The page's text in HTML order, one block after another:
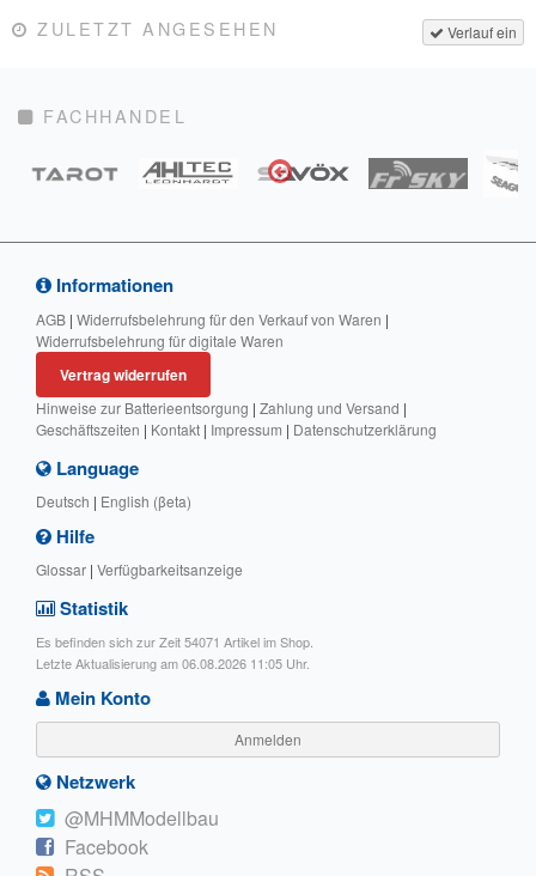
Verlauf ein
ZULETZT ANGESEHEN
FACHHANDEL
Informationen
AGB | Widerrufsbelehrung für den Verkauf von Waren |
Widerrufsbelehrung für digitale Waren
Vertrag widerrufen
Hinweise zur Batterieentsorgung | Zahlung und Versand |
Geschäftszeiten | Kontakt | Impressum | Datenschutzerklärung
Language
Deutsch | English (βeta)
Hilfe
Glossar | Verfügbarkeitsanzeige
Statistik
Es befinden sich zur Zeit 54071 Artikel im Shop.
Letzte Aktualisierung am 06.08.2026 11:05 Uhr.
Mein Konto
Anmelden
Netzwerk
@MHMModellbau
Facebook